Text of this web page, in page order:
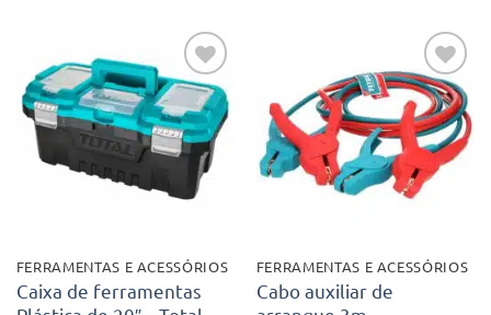
Adicionar
aos meus
desejos
FERRAMENTAS E ACESSÓRIOS
Caixa de ferramentas
Adicionar
aos meus
desejos
FERRAMENTAS E ACESSÓRIOS
Cabo auxiliar de